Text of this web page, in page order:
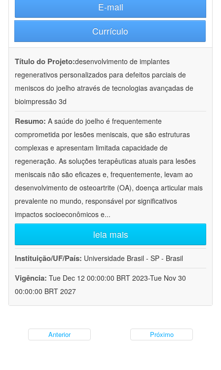
E-mail
Currículo
Título do Projeto:desenvolvimento de implantes
regenerativos personalizados para defeitos parciais de
meniscos do joelho através de tecnologias avançadas de
bioimpressão 3d
Resumo: A saúde do joelho é frequentemente
comprometida por lesões meniscais, que são estruturas
complexas e apresentam limitada capacidade de
regeneração. As soluções terapêuticas atuais para lesões
meniscais não são eficazes e, frequentemente, levam ao
desenvolvimento de osteoartrite (OA), doença articular mais
prevalente no mundo, responsável por significativos
impactos socioeconômicos e...
leia mais
Instituição/UF/País: Universidade Brasil - SP - Brasil
Vigência: Tue Dec 12 00:00:00 BRT 2023-Tue Nov 30
00:00:00 BRT 2027
Anterior Próximo